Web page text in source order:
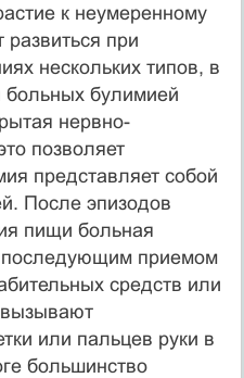
к неумеренному
при
нескольких типов, в
больных булимией
нервно-
позволяет
представляет собой
После эпизодов
пищи больная
последующим приемом
средств или
вызывают
или пальцев руки в
большинство